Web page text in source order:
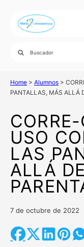
Home > Alumnos >
PANTALLAS, MÁS ALLÁ
USO
LAS
ALLÁ
7 de octubre de 2022